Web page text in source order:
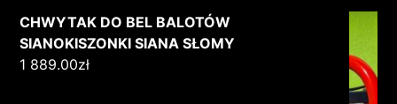
CHWYTAK DO BEL BALOTÓW
SIANOKISZONKI SIANA SŁOMY
1 889.00zł